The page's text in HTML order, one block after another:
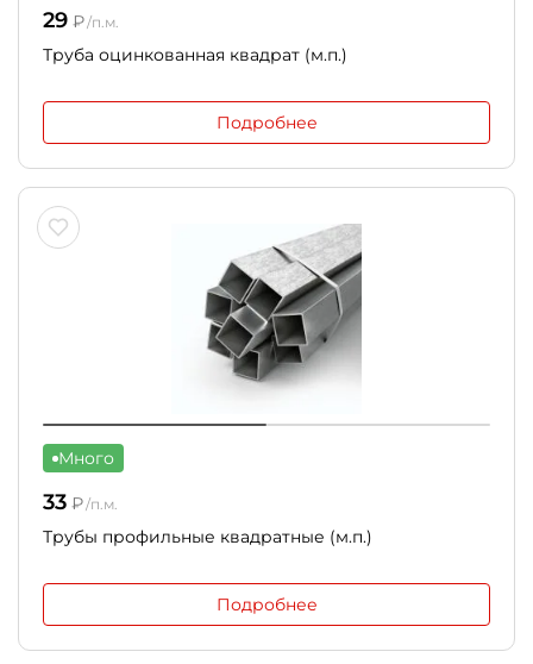
29 ₽/п.м.
Труба оцинкованная квадрат (м.п.)
Подробнее
Много
33 ₽/п.м.
Трубы профильные квадратные (м.п.)
Подробнее